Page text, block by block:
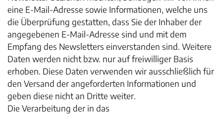
eine E-Mail-Adresse sowie Informationen, welche uns
die Überprüfung gestatten, dass Sie der Inhaber der
angegebenen E-Mail-Adresse sind und mit dem
Empfang des Newsletters einverstanden sind. Weitere
Daten werden nicht bzw. nur auf freiwilliger Basis
erhoben. Diese Daten verwenden wir ausschließlich für
den Versand der angeforderten Informationen und
geben diese nicht an Dritte weiter.
Die Verarbeitung der in das